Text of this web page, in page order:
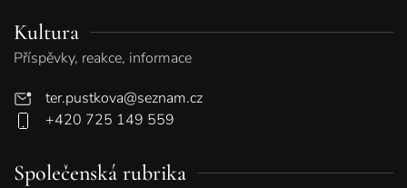
Kultura
Příspěvky, reakce, informace
ter.pustkova@seznam.cz
+420 725 149 559
Společenská rubrika